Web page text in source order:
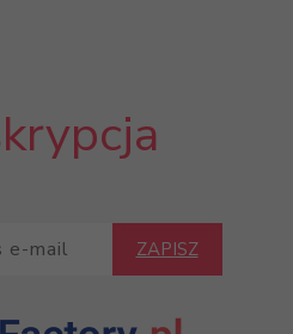
ZAPISZ